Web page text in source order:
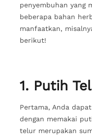
penyembuhan yang
beberapa bahan
manfaatkan,
berikut!
1. Putih
Pertama, Anda
dengan memakai
telur merupakan